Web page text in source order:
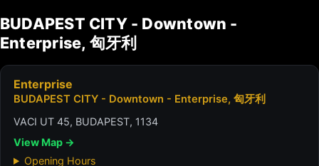
BUDAPEST CITY - Downtown -
Enterprise, 匈牙利
Enterprise
BUDAPEST CITY - Downtown - Enterprise, 匈牙利
VACI UT 45, BUDAPEST, 1134
View Map →
Opening Hours